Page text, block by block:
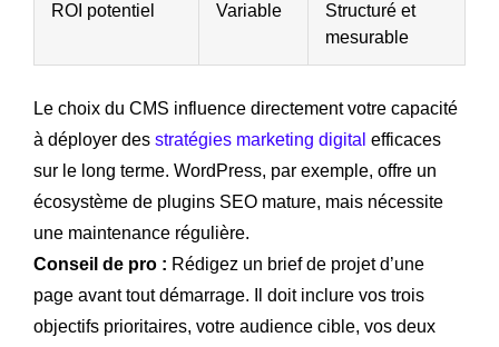
ROI potentiel Variable
Structuré et
mesurable
Le choix du CMS influence directement votre capacité
à déployer des stratégies marketing digital efficaces
sur le long terme. WordPress, par exemple, offre un
écosystème de plugins SEO mature, mais nécessite
une maintenance régulière.
Conseil de pro : Rédigez un brief de projet d’une
page avant tout démarrage. Il doit inclure vos trois
objectifs prioritaires, votre audience cible, vos deux